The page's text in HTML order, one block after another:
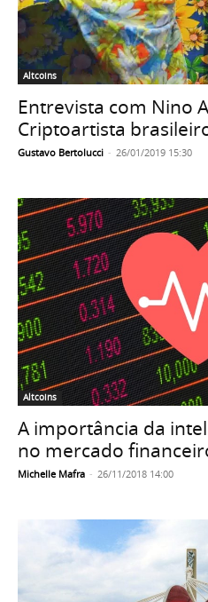
Altcoins
Entrevista com Nino
Criptoartista
Gustavo Bertolucci - 26/01/2019 15:30
Altcoins
A importância da
no mercado
Michelle Mafra - 26/11/2018 14:00